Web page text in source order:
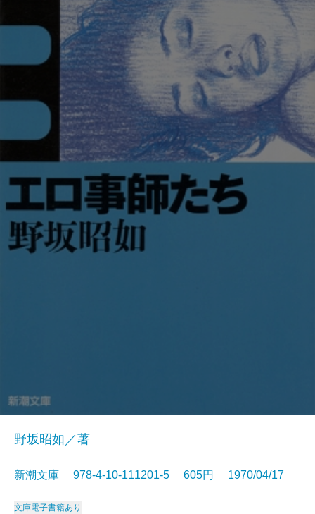
野坂昭如／著
新潮文庫 978-4-10-111201-5 605円 1970/04/17
文庫電子書籍あり